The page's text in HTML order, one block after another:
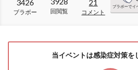
3426
ブラボー 回閲覧
21
コメント
ブラボーでイ
当イベントは感染症対策を